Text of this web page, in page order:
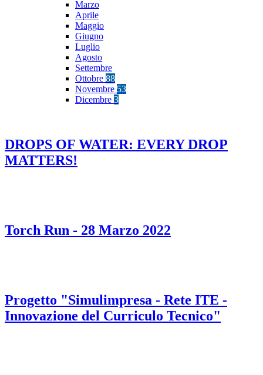
Marzo
Aprile
Maggio
Giugno
Luglio
Agosto
Settembre
Ottobre 88
Novembre 53
Dicembre 3
DROPS OF WATER: EVERY DROP
MATTERS!
Torch Run - 28 Marzo 2022
Progetto "Simulimpresa - Rete ITE -
Innovazione del Curriculo Tecnico"